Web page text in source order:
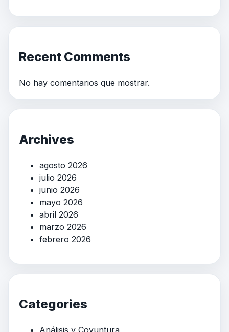
Recent Comments
No hay comentarios que mostrar.
Archives
agosto 2026
julio 2026
junio 2026
mayo 2026
abril 2026
marzo 2026
febrero 2026
Categories
Análisis y Coyuntura